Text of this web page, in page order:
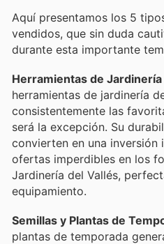
Aquí presentamos los 5
vendidos, que sin duda
durante esta importante
Herramientas de Jardinería
herramientas de jardinería
consistentemente las
será la excepción. Su
convierten en una inversión
ofertas imperdibles en los
Jardinería del Vallés,
equipamiento.
Semillas y Plantas de
plantas de temporada